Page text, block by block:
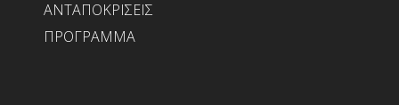
ΑΝΤΑΠΟΚΡΙΣΕΙΣ
ΠΡΟΓΡΑΜΜΑ